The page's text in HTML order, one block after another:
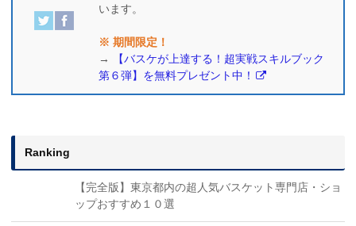
います。
※ 期間限定！
→
【バスケが上達する！超実戦スキルブック
第６弾】を無料プレゼント中！
Ranking
【完全版】東京都内の超人気バスケット専門店・ショ
ップおすすめ１０選